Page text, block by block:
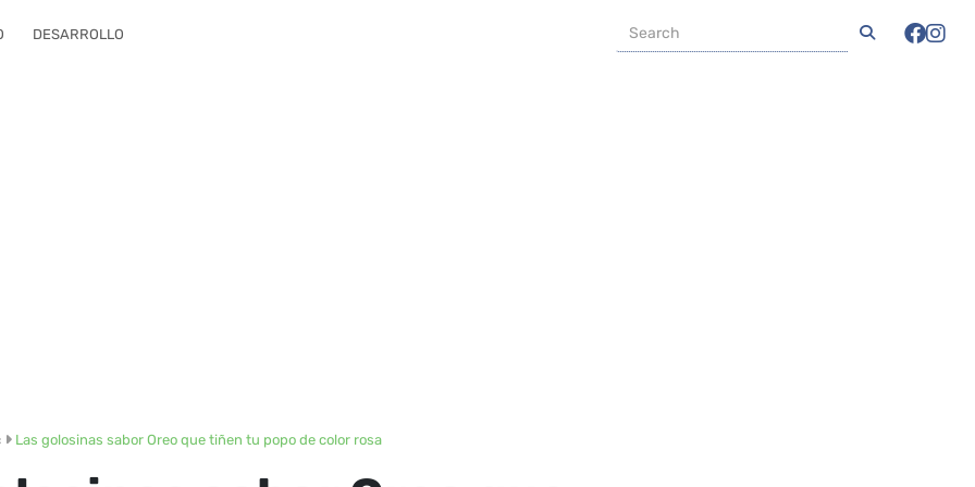
DESARROLLO
Las golosinas sabor Oreo que tiñen tu popo de color rosa